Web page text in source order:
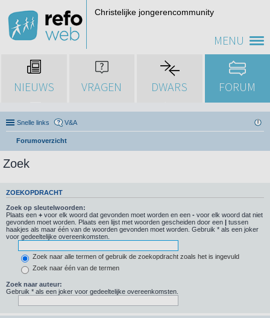
MENU
Christelijke jongerencommunity
NIEUWS VRAGEN DWARS FORUM
Snelle links V&A
Forumoverzicht
Zoek
ZOEKOPDRACHT
Zoek op sleutelwoorden:
Plaats een + voor elk woord dat gevonden moet worden en een - voor elk woord dat niet
gevonden moet worden. Plaats een lijst met woorden gescheiden door een | tussen
haakjes als maar één van de woorden gevonden moet worden. Gebruik * als een joker
voor gedeeltelijke overeenkomsten.
Zoek naar alle termen of gebruik de zoekopdracht zoals het is ingevuld
Zoek naar één van de termen
Zoek naar auteur:
Gebruik * als een joker voor gedeeltelijke overeenkomsten.